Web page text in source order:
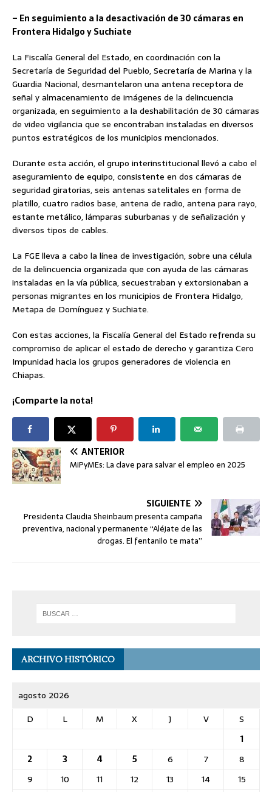
– En seguimiento a la desactivación de 30 cámaras en
Frontera Hidalgo y Suchiate
La Fiscalía General del Estado, en coordinación con la
Secretaría de Seguridad del Pueblo, Secretaría de Marina y la
Guardia Nacional, desmantelaron una antena receptora de
señal y almacenamiento de imágenes de la delincuencia
organizada, en seguimiento a la deshabilitación de 30 cámaras
de video vigilancia que se encontraban instaladas en diversos
puntos estratégicos de los municipios mencionados.
Durante esta acción, el grupo interinstitucional llevó a cabo el
aseguramiento de equipo, consistente en dos cámaras de
seguridad giratorias, seis antenas satelitales en forma de
platillo, cuatro radios base, antena de radio, antena para rayo,
estante metálico, lámparas suburbanas y de señalización y
diversos tipos de cables.
La FGE lleva a cabo la línea de investigación, sobre una célula
de la delincuencia organizada que con ayuda de las cámaras
instaladas en la vía pública, secuestraban y extorsionaban a
personas migrantes en los municipios de Frontera Hidalgo,
Metapa de Domínguez y Suchiate.
Con estas acciones, la Fiscalía General del Estado refrenda su
compromiso de aplicar el estado de derecho y garantiza Cero
Impunidad hacia los grupos generadores de violencia en
Chiapas.
¡Comparte la nota!
ANTERIOR
MiPyMEs: La clave para salvar el empleo en 2025
SIGUIENTE
Presidenta Claudia Sheinbaum presenta campaña
preventiva, nacional y permanente “Aléjate de las
drogas. El fentanilo te mata”
ARCHIVO HISTÓRICO
agosto 2026
D
L M X J V
S
1
2
3 4 5 6 7
8
9
10 11 12 13 14
15